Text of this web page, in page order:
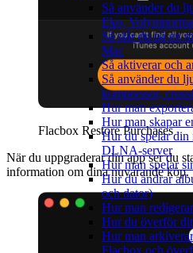
Så använder du
Eko,
Så slår du på en
Mac
Så aktiverar och
Så använder du
kompressor,
Hur man
Hur man skapar
Hur du spelar
DLNA-server
Hur man spelar
Hur du ändrar
och dator)
Hur man
Hur du överför
Hur man
Flacbox och
Flacbox Restore Purchases
När du uppgraderar din app ser du
information om dina nuvarande köp.